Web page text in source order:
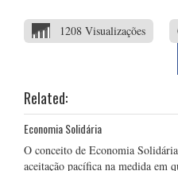
1208 Visualizações
Related:
Economia Solidária
O conceito de Economia
aceitação pacífica na medida em